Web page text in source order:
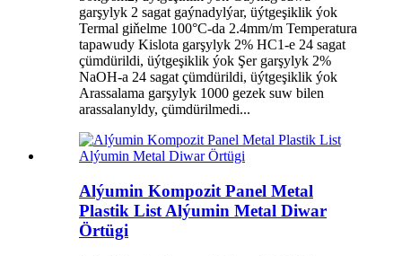
garşylyk 2 sagat gaýnadylýar, üýtgeşiklik ýok
Termal giňelme 100°C-da 2.4mm/m Temperatura
tapawudy Kislota garşylyk 2% HC1-e 24 sagat
çümdürildi, üýtgeşiklik ýok Şer garşylyk 2%
NaOH-a 24 sagat çümdürildi, üýtgeşiklik ýok
Arassalama garşylyk 1000 gezek suw bilen
arassalanyldy, çümdürilmedi...
Alýumin Kompozit Panel Metal
Plastik List Alýumin Metal Diwar
Örtügi